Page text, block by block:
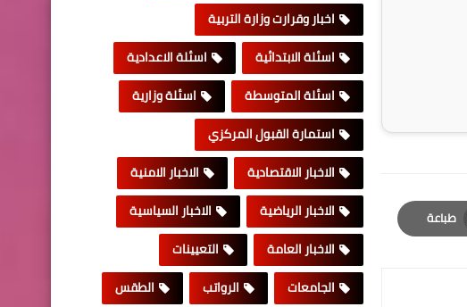
طباعة
Print
اخبار وقرارت وزارة التربية
اسئلة الابتدائية
اسئلة الاعدادية
اسئلة المتوسطة
اسئلة وزارية
استمارة القبول المركزي
الاخبار الاقتصادية
الاخبار الامنية
الاخبار الرياضية
الاخبار السياسية
الاخبار العامة
التعيينات
الجامعات
الرواتب الطقس